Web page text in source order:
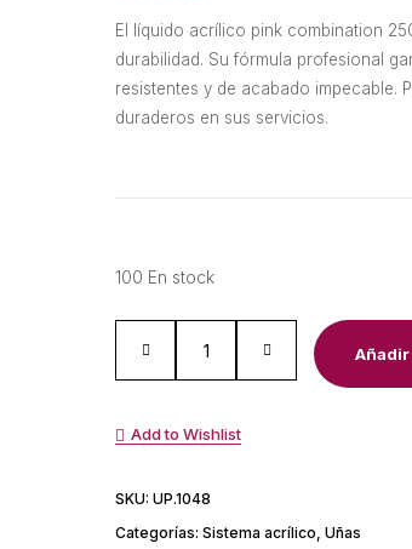
El líquido acrílico pink combination
durabilidad. Su fórmula profesional
resistentes y de acabado impecable.
duraderos en sus servicios.
100 En stock
Añadir
Add to Wishlist
SKU: UP.1048
Categorías: Sistema acrílico, Uñas